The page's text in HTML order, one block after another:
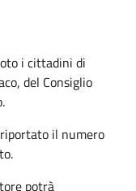
i cittadini di
del Consiglio
il numero
potrà